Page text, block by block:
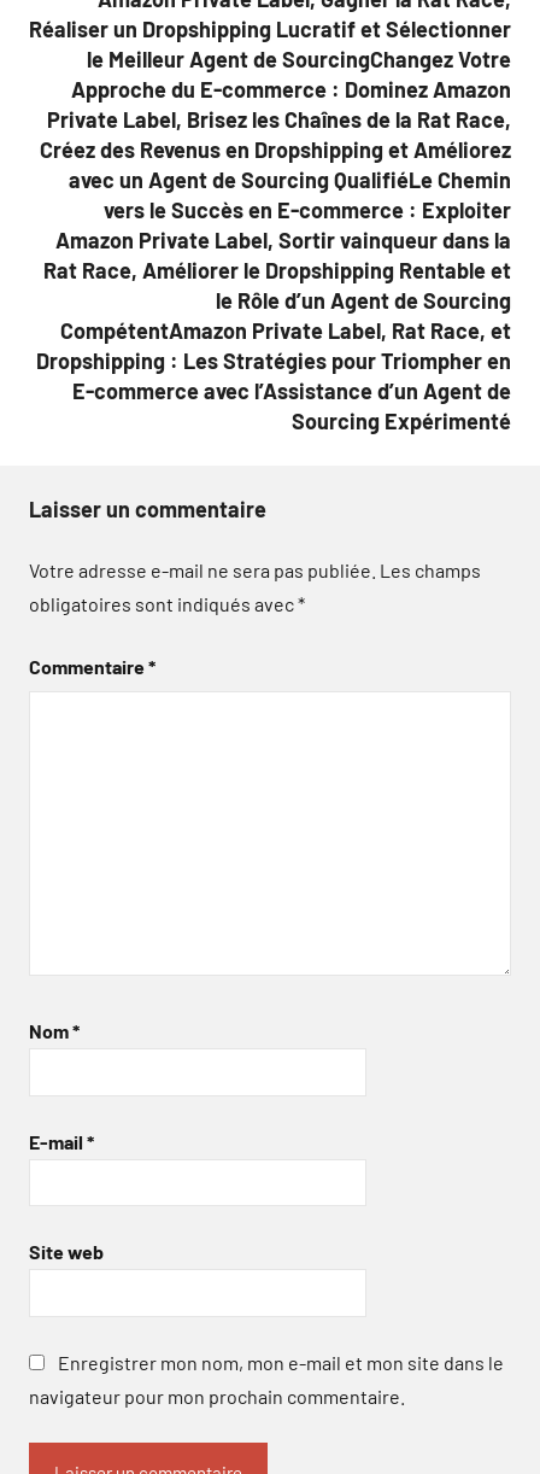
Réaliser un Dropshipping Lucratif et Sélectionner
le Meilleur Agent de SourcingChangez Votre
Approche du E-commerce : Dominez Amazon
Private Label, Brisez les Chaînes de la Rat Race,
Créez des Revenus en Dropshipping et Améliorez
avec un Agent de Sourcing QualifiéLe Chemin
vers le Succès en E-commerce : Exploiter
Amazon Private Label, Sortir vainqueur dans la
Rat Race, Améliorer le Dropshipping Rentable et
le Rôle d’un Agent de Sourcing
CompétentAmazon Private Label, Rat Race, et
Dropshipping : Les Stratégies pour Triompher en
E-commerce avec l’Assistance d’un Agent de
Sourcing Expérimenté
Laisser un commentaire
Votre adresse e-mail ne sera pas publiée. Les champs
obligatoires sont indiqués avec*
Commentaire*
Nom*
E-mail *
Site web
Enregistrer mon nom, mon e-mail et mon site dans le
navigateur pour mon prochain commentaire.